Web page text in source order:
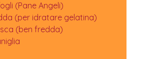
(Pane Angeli)
(per idratare gelatina)
(ben fredda)